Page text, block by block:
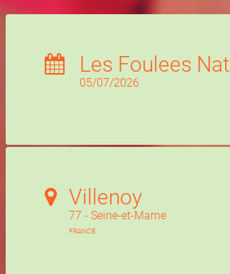
Les Foulees
05/07/2026
Villenoy
77 - Seine-et-Marne
FRANCE